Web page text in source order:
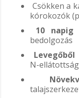
Csökken a
kórokozók
10 napig
bedolgozás
N-ellátottság